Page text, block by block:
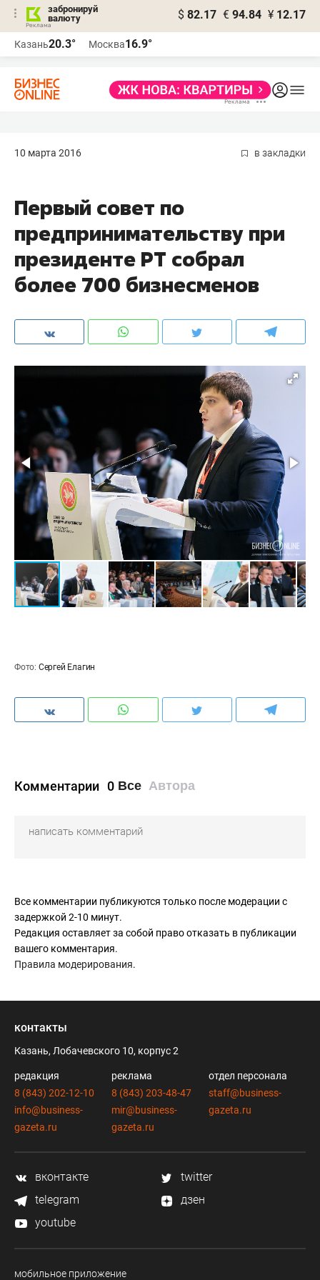
забронируй
валюту
$ 82.17 € 94.84 ¥ 12.17
Казань20.3° Москва16.9°
10 марта 2016 в закладки
Первый совет по
предпринимательству при
президенте РТ собрал
более 700 бизнесменов
Фото: Сергей Елагин
Комментарии 0 Все Автора
Все комментарии публикуются только после модерации с
задержкой 2-10 минут.
Редакция оставляет за собой право отказать в публикации
вашего комментария.
Правила модерирования.
контакты
Казань, Лобачевского 10, корпус 2
редакция
8 (843) 202-12-10
info@business-
gazeta.ru
реклама
8 (843) 203-48-47
mir@business-
gazeta.ru
отдел персонала
staff@business-
gazeta.ru
вконтакте
twitter
telegram
дзен
youtube
мобильное приложение